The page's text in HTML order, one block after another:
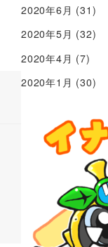
2020年6月 (31)
2020年5月 (32)
2020年4月 (7)
2020年1月 (30)